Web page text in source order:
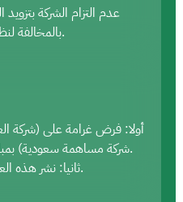
عدم التزام الشركة بتزويد
بالمخالفة لنظام الاتصالات وتقنية المعلومات.
أولا: فرض غرامة على (شركة
شركة مساهمة سعودية) بمبلغ قدره (5,000) ريال سعودي.
ثانيا: نشر هذه العقوبة في الموقع الإلكتروني للهيئة.